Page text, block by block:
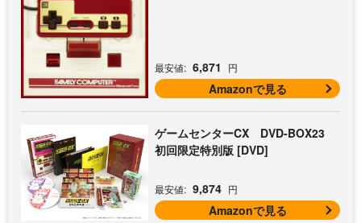
最安値: 6,871 円
Amazonで見る
ゲームセンターCX DVD-BOX23
初回限定特別版 [DVD]
最安値: 9,874 円
Amazonで見る